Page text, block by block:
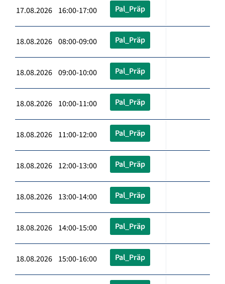
17.08.2026 16:00-17:00 Pal_Präp
18.08.2026 08:00-09:00 Pal_Präp
18.08.2026 09:00-10:00 Pal_Präp
18.08.2026 10:00-11:00 Pal_Präp
18.08.2026 11:00-12:00 Pal_Präp
18.08.2026 12:00-13:00 Pal_Präp
18.08.2026 13:00-14:00 Pal_Präp
18.08.2026 14:00-15:00 Pal_Präp
18.08.2026 15:00-16:00 Pal_Präp